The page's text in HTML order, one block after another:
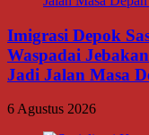
Imigrasi Depok
Waspadai
Jadi Jalan Masa
6 Agustus 2026